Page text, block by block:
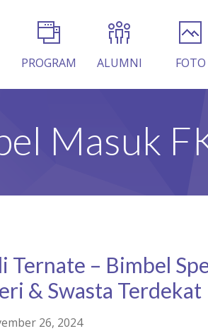
PROGRAM ALUMNI FOTO
Masuk
– Bimbel
& Swasta Terdekat
26, 2024